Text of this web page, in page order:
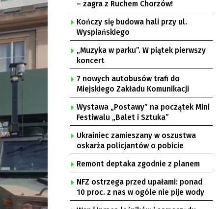
– zagra z Ruchem Chorzów!
Kończy się budowa hali przy ul.
Wyspiańskiego
„Muzyka w parku”. W piątek pierwszy
koncert
7 nowych autobusów trafi do
Miejskiego Zakładu Komunikacji
Wystawa „Postawy” na początek Mini
Festiwalu „Balet i Sztuka”
Ukrainiec zamieszany w oszustwa
oskarża policjantów o pobicie
Remont deptaka zgodnie z planem
NFZ ostrzega przed upałami: ponad
10 proc. z nas w ogóle nie pije wody